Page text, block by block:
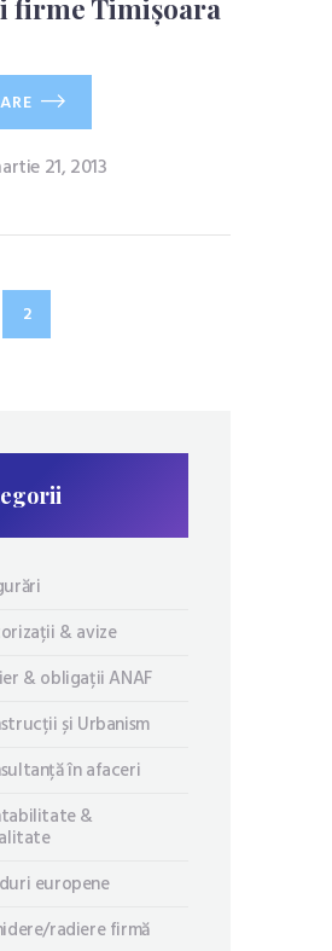
Timișoara
21, 2013
articole
PAGE
2
& avize
& obligații ANAF
și Urbanism
în afaceri
&
europene
radiere firmă